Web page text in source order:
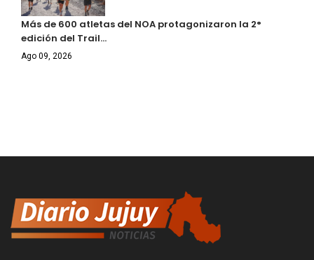
Más de 600 atletas del NOA protagonizaron la 2°
edición del Trail…
Ago 09, 2026